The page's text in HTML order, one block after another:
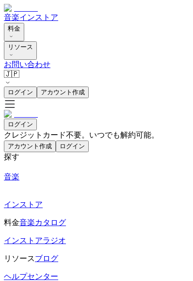
音楽インストア
料金
リソース
お問い合わせ
🇯🇵
ログイン アカウント作成
ログイン
クレジットカード不要。いつでも解約可能。
アカウント作成 ログイン
探す
音楽
インストア
料金音楽カタログ
インストアラジオ
リソースブログ
ヘルプセンター